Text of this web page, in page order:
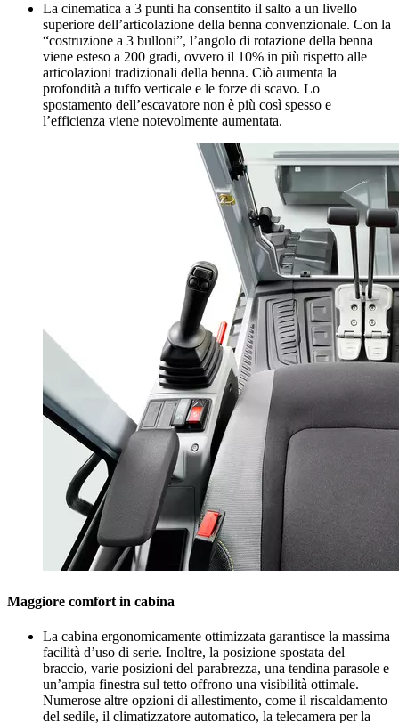
La cinematica a 3 punti ha consentito il salto a un livello
superiore dell’articolazione della benna convenzionale. Con la
“costruzione a 3 bulloni”, l’angolo di rotazione della benna
viene esteso a 200 gradi, ovvero il 10% in più rispetto alle
articolazioni tradizionali della benna. Ciò aumenta la
profondità a tuffo verticale e le forze di scavo. Lo
spostamento dell’escavatore non è più così spesso e
l’efficienza viene notevolmente aumentata.
Maggiore comfort in cabina
La cabina ergonomicamente ottimizzata garantisce la massima
facilità d’uso di serie. Inoltre, la posizione spostata del
braccio, varie posizioni del parabrezza, una tendina parasole e
un’ampia finestra sul tetto offrono una visibilità ottimale.
Numerose altre opzioni di allestimento, come il riscaldamento
del sedile, il climatizzatore automatico, la telecamera per la